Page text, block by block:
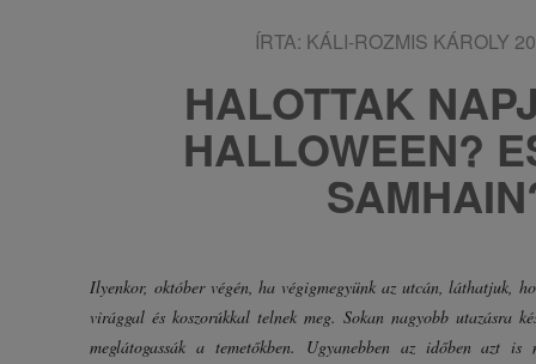
ÍRTA: KÁLI-ROZMIS KÁROLY
HALOTTAK
HALLOWEEN?
Ilyenkor, október végén, ha végigmegyünk az utcán, láthatjuk,
virággal és koszorúkkal telnek meg. Sokan nagyobb utazásra
meglátogassák a temetőkben. Ugyanebben az időben azt is